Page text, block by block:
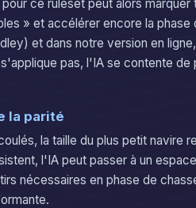
ce ruleset peut alors
» et accélérer encore la phase
et dans notre version en
pas, l'IA se contente de
la parité
la taille du plus petit navire
l'IA peut passer à un
nécessaires en phase de